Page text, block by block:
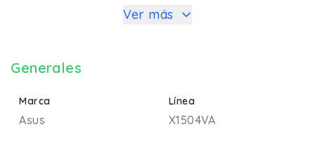
Ver más
Generales
Marca
Asus
Línea
X1504VA